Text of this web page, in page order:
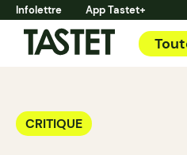
Infolettre App Tastet+
CRITIQUE